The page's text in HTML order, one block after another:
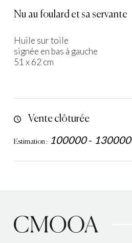
Nu au foulard et sa servante
Huile sur toile
signée en bas à gauche
51 x 62 cm
Vente clôturée
Estimation : 100000- 130000